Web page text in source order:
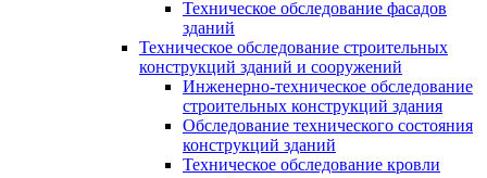
Техническое обследование фасадов
зданий
Техническое обследование строительных
конструкций зданий и сооружений
Инженерно-техническое обследование
строительных конструкций здания
Обследование технического состояния
конструкций зданий
Техническое обследование кровли